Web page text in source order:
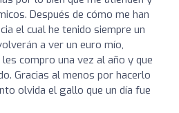
Después de cómo me han
el cual he tenido siempre un
a ver un euro mío,
compro una vez al año y que
Gracias al menos por hacerlo
olvida el gallo que un día fue